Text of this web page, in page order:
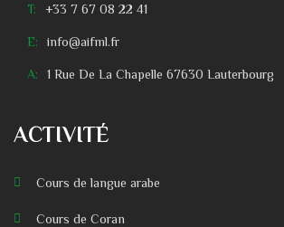
T: +33 7 67 08 22 41
E: info@aifml.fr
A: 1 Rue De La Chapelle 67630 Lauterbourg
ACTIVITÉ
Cours de langue arabe
Cours de Coran